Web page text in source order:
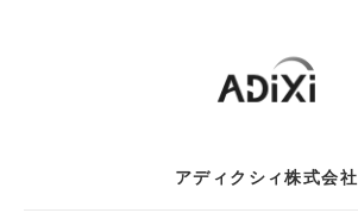
アディクシィ株式会社